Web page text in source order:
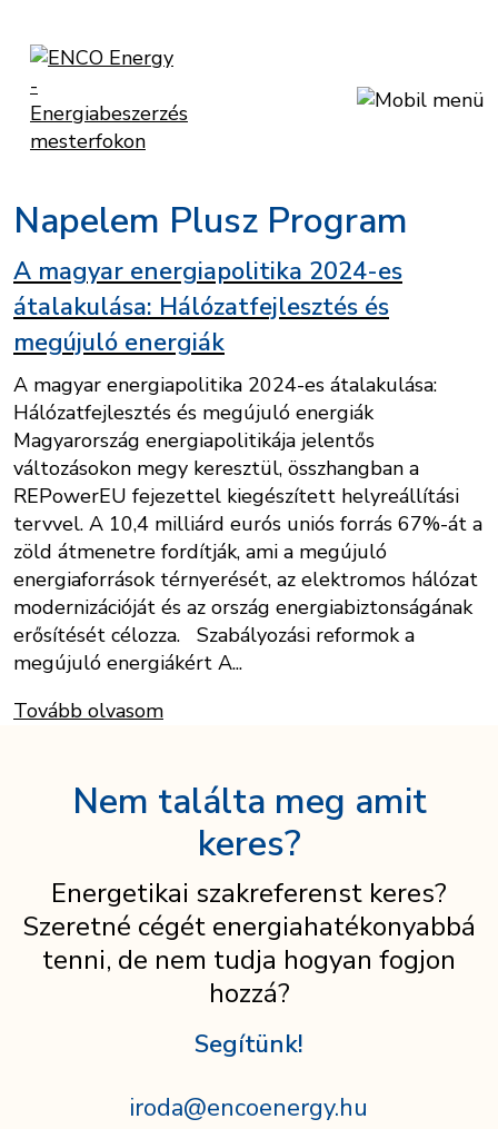
Napelem Plusz Program
A magyar energiapolitika 2024-es
átalakulása: Hálózatfejlesztés és
megújuló energiák
A magyar energiapolitika 2024-es átalakulása:
Hálózatfejlesztés és megújuló energiák
Magyarország energiapolitikája jelentős
változásokon megy keresztül, összhangban a
REPowerEU fejezettel kiegészített helyreállítási
tervvel. A 10,4 milliárd eurós uniós forrás 67%-át a
zöld átmenetre fordítják, ami a megújuló
energiaforrások térnyerését, az elektromos hálózat
modernizációját és az ország energiabiztonságának
erősítését célozza. Szabályozási reformok a
megújuló energiákért A...
Tovább olvasom
Nem találta meg amit
keres?
Energetikai szakreferenst keres?
Szeretné cégét energiahatékonyabbá
tenni, de nem tudja hogyan fogjon
hozzá?
Segítünk!
iroda@encoenergy.hu